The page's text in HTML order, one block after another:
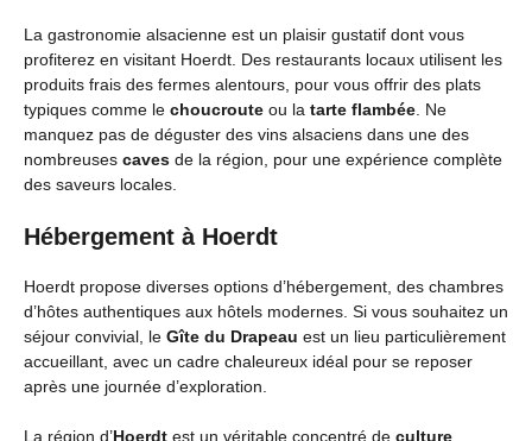
La gastronomie alsacienne est un plaisir gustatif dont vous
profiterez en visitant Hoerdt. Des restaurants locaux utilisent les
produits frais des fermes alentours, pour vous offrir des plats
typiques comme le choucroute ou la tarte flambée. Ne
manquez pas de déguster des vins alsaciens dans une des
nombreuses caves de la région, pour une expérience complète
des saveurs locales.
Hébergement à Hoerdt
Hoerdt propose diverses options d’hébergement, des chambres
d’hôtes authentiques aux hôtels modernes. Si vous souhaitez un
séjour convivial, le Gîte du Drapeau est un lieu particulièrement
accueillant, avec un cadre chaleureux idéal pour se reposer
après une journée d’exploration.
La région d’Hoerdt est un véritable concentré de culture